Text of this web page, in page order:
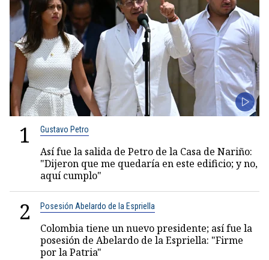
1 Gustavo Petro
Así fue la salida de Petro de la Casa de Nariño:
"Dijeron que me quedaría en este edificio; y no,
aquí cumplo"
2 Posesión Abelardo de la Espriella
Colombia tiene un nuevo presidente; así fue la
posesión de Abelardo de la Espriella: "Firme
por la Patria"